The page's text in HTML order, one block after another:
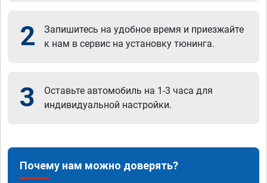
2
Запишитесь на удобное время и приезжайте
к нам в сервис на установку тюнинга.
3
Оставьте автомобиль на 1-3 часа для
индивидуальной настройки.
Почему нам можно доверять?